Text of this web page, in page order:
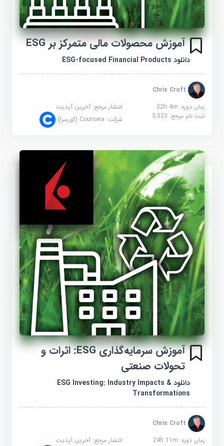
آموزش محصولات مالی متمرکز بر ESG
دانلود ESG-focused Financial Products
Chris Croft
زمان دوره: 22h 4m
انتشار مرجع:آخرین آپدیت
ثبت نام مرجع:3,323 شرکت:Coursera (کورسرا)
آموزش سرمایه‌گذاری ESG: اثرات و
تحولات صنعتی
دانلود ESG Investing: Industry Impacts &
Transformations
Chris Croft
زمان دوره: 24h 11m
انتشار مرجع:آخرین آپدیت